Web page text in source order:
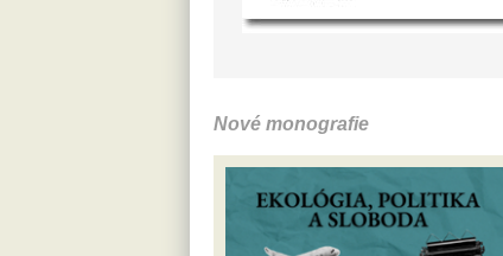
Nové monografie